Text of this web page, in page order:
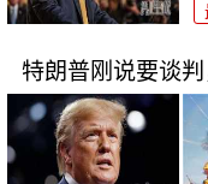
特朗普刚说要谈判